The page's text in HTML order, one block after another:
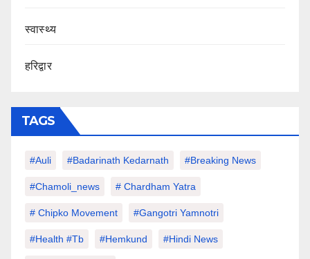
स्वास्थ्य
हरिद्वार
TAGS
#auli #Badarinath Kedarnath #Breaking News
#chamoli_news # Chardham Yatra
# Chipko Movement #Gangotri Yamnotri
#Health #tb #hemkund #hindi News